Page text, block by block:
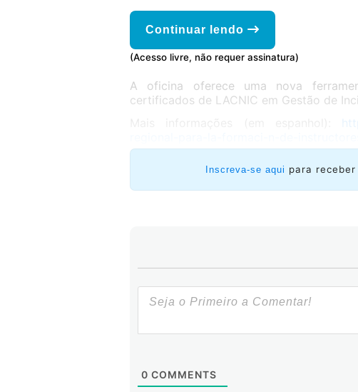
Continuar lendo
(Acesso livre, não requer assinatura)
A oficina oferece uma nova
certificados de LACNIC em Gestão de
Inscreva-se aqui para
0 COMMENTS